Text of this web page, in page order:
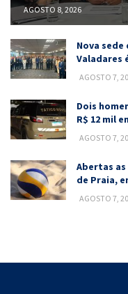
AGOSTO 8, 2026
Nova
Valadares
AGOSTO 7,
Dois
R$ 12 mil
AGOSTO 7,
Abertas as
de Praia,
AGOSTO 7,